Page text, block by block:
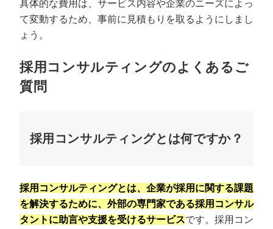
具体的な費用は、サービス内容や企業のニーズによっ
て変動するため、事前に見積もりを取るようにしまし
ょう。
採用コンサルティングのよくあるご
質問
採用コンサルティングとは何ですか？
採用コンサルティングとは、企業が採用に関する課題
を解決するために、外部の専門家である採用コンサル
タントに助言や支援を受けるサービスです。採用コン